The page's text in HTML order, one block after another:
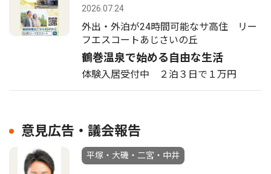
2026.07.24
外出・外泊が24時間可能なサ高住 リー
フエスコートあじさいの丘
鶴巻温泉で始める自由な生活
体験入居受付中 ２泊３日で１万円
意見広告・議会報告
平塚・大磯・二宮・中井